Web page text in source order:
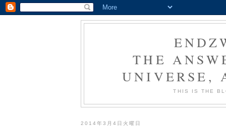
THE
UNIVERSE,
THIS IS THE
2014年3月4日火曜日